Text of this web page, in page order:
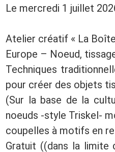
Le mercredi 1 juillet
Atelier créatif « La
Europe – Noeud,
Techniques
pour créer des objets
(Sur la base de la
noeuds -style Triskel-
coupelles à motifs en
Gratuit ((dans la limite